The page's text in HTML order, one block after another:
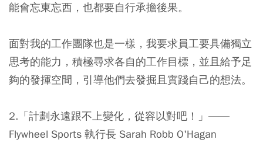
能會忘東忘西，也都要自行承擔後果。
面對我的工作團隊也是一樣，我要求員工要具備獨立
思考的能力，積極尋求各自的工作目標，並且給予足
夠的發揮空間，引導他們去發掘且實踐自己的想法。
2.「計劃永遠跟不上變化，從容以對吧！」——
Flywheel Sports 執行長 Sarah Robb O'Hagan